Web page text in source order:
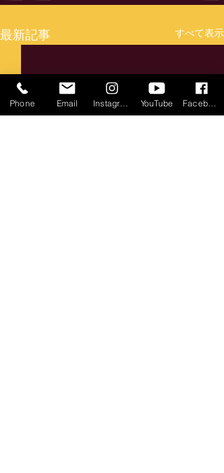
最新記事 すべて表示
Phone Email YouTube